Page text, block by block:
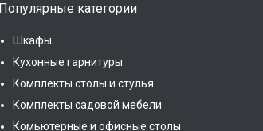
Популярные категории
Шкафы
Кухонные гарнитуры
Комплекты столы и стулья
Комплекты садовой мебели
Комьютерные и офисные столы